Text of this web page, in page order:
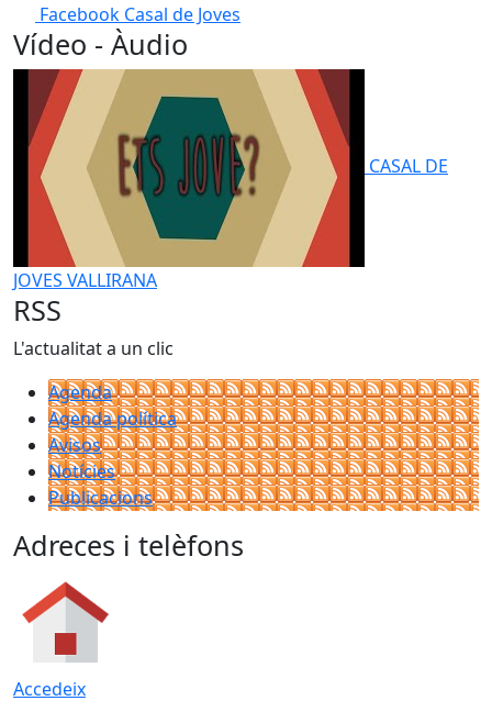
Facebook Casal de Joves
Vídeo - Àudio
CASAL DE
JOVES VALLIRANA
RSS
L'actualitat a un clic
Agenda
Agenda política
Avisos
Notícies
Publicacions
Adreces i telèfons
Accedeix